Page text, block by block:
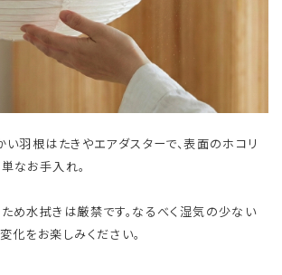
い羽根はたきやエアダスターで、表面のホコリ
なお手入れ。
ため水拭きは厳禁です。なるべく湿気の少ない
化をお楽しみください。